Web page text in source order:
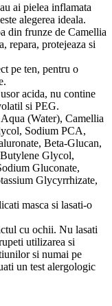
ai pielea inflamata
alegerea ideala.
din frunze de Camellia
repara, protejeaza si
pe ten, pentru o
acida, nu contine
si PEG.
(Water), Camellia
Sodium PCA,
Beta-Glucan,
Glycol,
Gluconate,
Glycyrrhizate,
masca si lasati-o
cu ochii. Nu lasati
utilizarea si
si numai pe
un test alergologic